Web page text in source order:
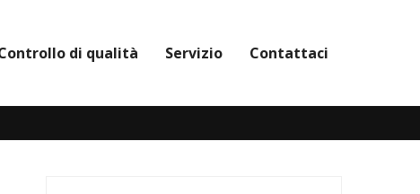
di qualità Servizio Contattaci